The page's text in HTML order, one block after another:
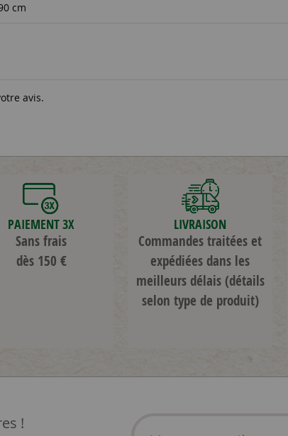
cm
avis.
PAIEMENT 3X
Sans frais
dès 150 €
LIVRAISON
Commandes traitées et
expédiées dans les
meilleurs délais(détails
selon type de produit)
!